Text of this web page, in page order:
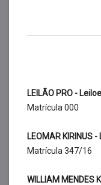
LEILÃO PRO -
Matrícula 000
LEOMAR KIRINUS
Matrícula 347/16
WILLIAM MENDES